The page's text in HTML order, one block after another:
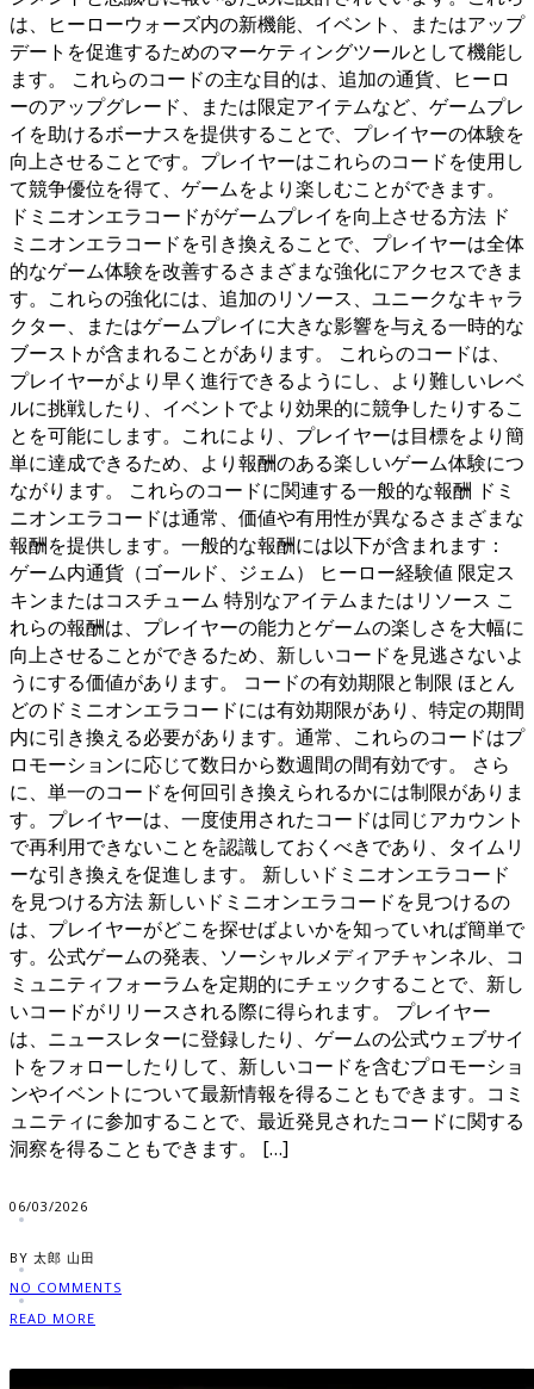
は、ヒーローウォーズ内の新機能、イベント、またはアップ
デートを促進するためのマーケティングツールとして機能し
ます。 これらのコードの主な目的は、追加の通貨、ヒーロ
ーのアップグレード、または限定アイテムなど、ゲームプレ
イを助けるボーナスを提供することで、プレイヤーの体験を
向上させることです。プレイヤーはこれらのコードを使用し
て競争優位を得て、ゲームをより楽しむことができます。
ドミニオンエラコードがゲームプレイを向上させる方法 ド
ミニオンエラコードを引き換えることで、プレイヤーは全体
的なゲーム体験を改善するさまざまな強化にアクセスできま
す。これらの強化には、追加のリソース、ユニークなキャラ
クター、またはゲームプレイに大きな影響を与える一時的な
ブーストが含まれることがあります。 これらのコードは、
プレイヤーがより早く進行できるようにし、より難しいレベ
ルに挑戦したり、イベントでより効果的に競争したりするこ
とを可能にします。これにより、プレイヤーは目標をより簡
単に達成できるため、より報酬のある楽しいゲーム体験につ
ながります。 これらのコードに関連する一般的な報酬 ドミ
ニオンエラコードは通常、価値や有用性が異なるさまざまな
報酬を提供します。一般的な報酬には以下が含まれます：
ゲーム内通貨（ゴールド、ジェム） ヒーロー経験値 限定ス
キンまたはコスチューム 特別なアイテムまたはリソース こ
れらの報酬は、プレイヤーの能力とゲームの楽しさを大幅に
向上させることができるため、新しいコードを見逃さないよ
うにする価値があります。 コードの有効期限と制限 ほとん
どのドミニオンエラコードには有効期限があり、特定の期間
内に引き換える必要があります。通常、これらのコードはプ
ロモーションに応じて数日から数週間の間有効です。 さら
に、単一のコードを何回引き換えられるかには制限がありま
す。プレイヤーは、一度使用されたコードは同じアカウント
で再利用できないことを認識しておくべきであり、タイムリ
ーな引き換えを促進します。 新しいドミニオンエラコード
を見つける方法 新しいドミニオンエラコードを見つけるの
は、プレイヤーがどこを探せばよいかを知っていれば簡単で
す。公式ゲームの発表、ソーシャルメディアチャンネル、コ
ミュニティフォーラムを定期的にチェックすることで、新し
いコードがリリースされる際に得られます。 プレイヤー
は、ニュースレターに登録したり、ゲームの公式ウェブサイ
トをフォローしたりして、新しいコードを含むプロモーショ
ンやイベントについて最新情報を得ることもできます。コミ
ュニティに参加することで、最近発見されたコードに関する
洞察を得ることもできます。 […]
06/03/2026
BY 太郎 山田
NO COMMENTS
READ MORE